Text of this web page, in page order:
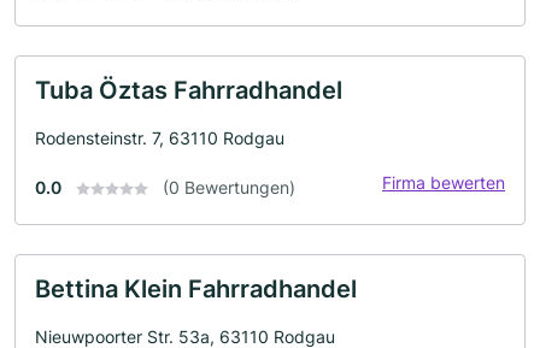
Tuba Öztas Fahrradhandel
Rodensteinstr. 7, 63110 Rodgau
0.0 (0 Bewertungen) Firma bewerten
Bettina Klein Fahrradhandel
Nieuwpoorter Str. 53a, 63110 Rodgau